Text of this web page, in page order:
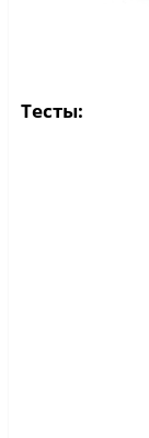
Тесты: